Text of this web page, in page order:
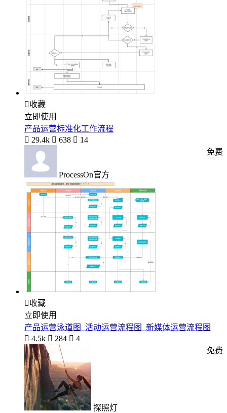
收藏
立即使用
产品运营标准化工作流程
 29.4k  638  14
ProcessOn官方
免费
收藏
立即使用
产品运营泳道图_活动运营流程图_新媒体运营流程图
 4.5k  284  4
探照灯
免费